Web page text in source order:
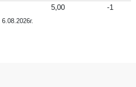
5,00 -1
6.08.2026г.